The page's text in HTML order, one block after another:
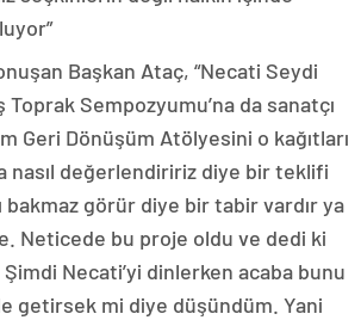
Başkan Ataç, “Necati Seydi
Sempozyumu’na da sanatçı
Geri Dönüşüm Atölyesini o kağıtları
nasıl değerlendiririz diye bir teklifi
bakmaz görür diye bir tabir vardır ya
Neticede bu proje oldu ve dedi ki
Necati’yi dinlerken acaba bunu
getirsek mi diye düşündüm. Yani